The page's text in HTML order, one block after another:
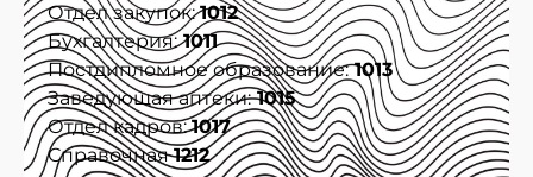
Отдел закупок:1012
Бухгалтерия:1011
Постдипломное образование:1013
Заведующая аптеки:1015
Отдел кадров:1017
Справочная1212